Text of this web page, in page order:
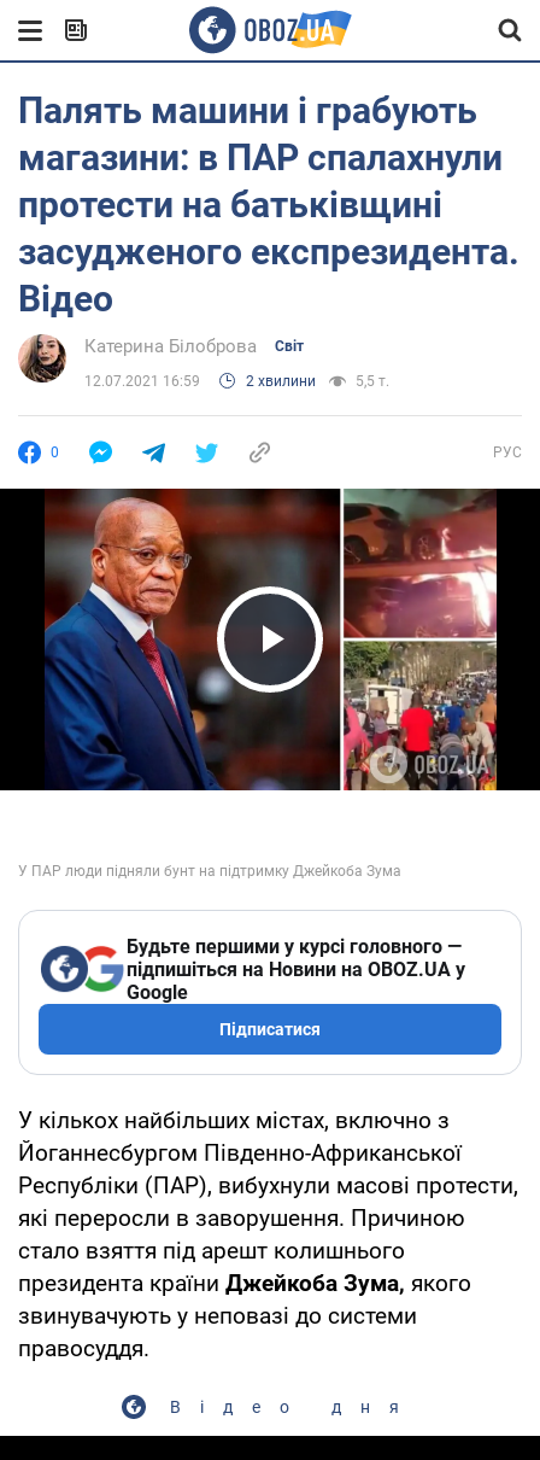
Палять машини і грабують
магазини: в ПАР спалахнули
протести на батьківщині
засудженого експрезидента.
Відео
Катерина Білоброва Світ
12.07.2021 16:59 2 хвилини 5,5 т.
0 РУС
Play Video
Будьте першими у курсі головного —
підпишіться на Новини на OBOZ.UA у
Google
Підписатися
У кількох найбільших містах, включно з
Йоганнесбургом Південно-Африканської
Республіки (ПАР), вибухнули масові протести,
які переросли в заворушення. Причиною
стало взяття під арешт колишнього
президента країни Джейкоба Зума, якого
звинувачують у неповазі до системи
правосуддя.
Відео дня